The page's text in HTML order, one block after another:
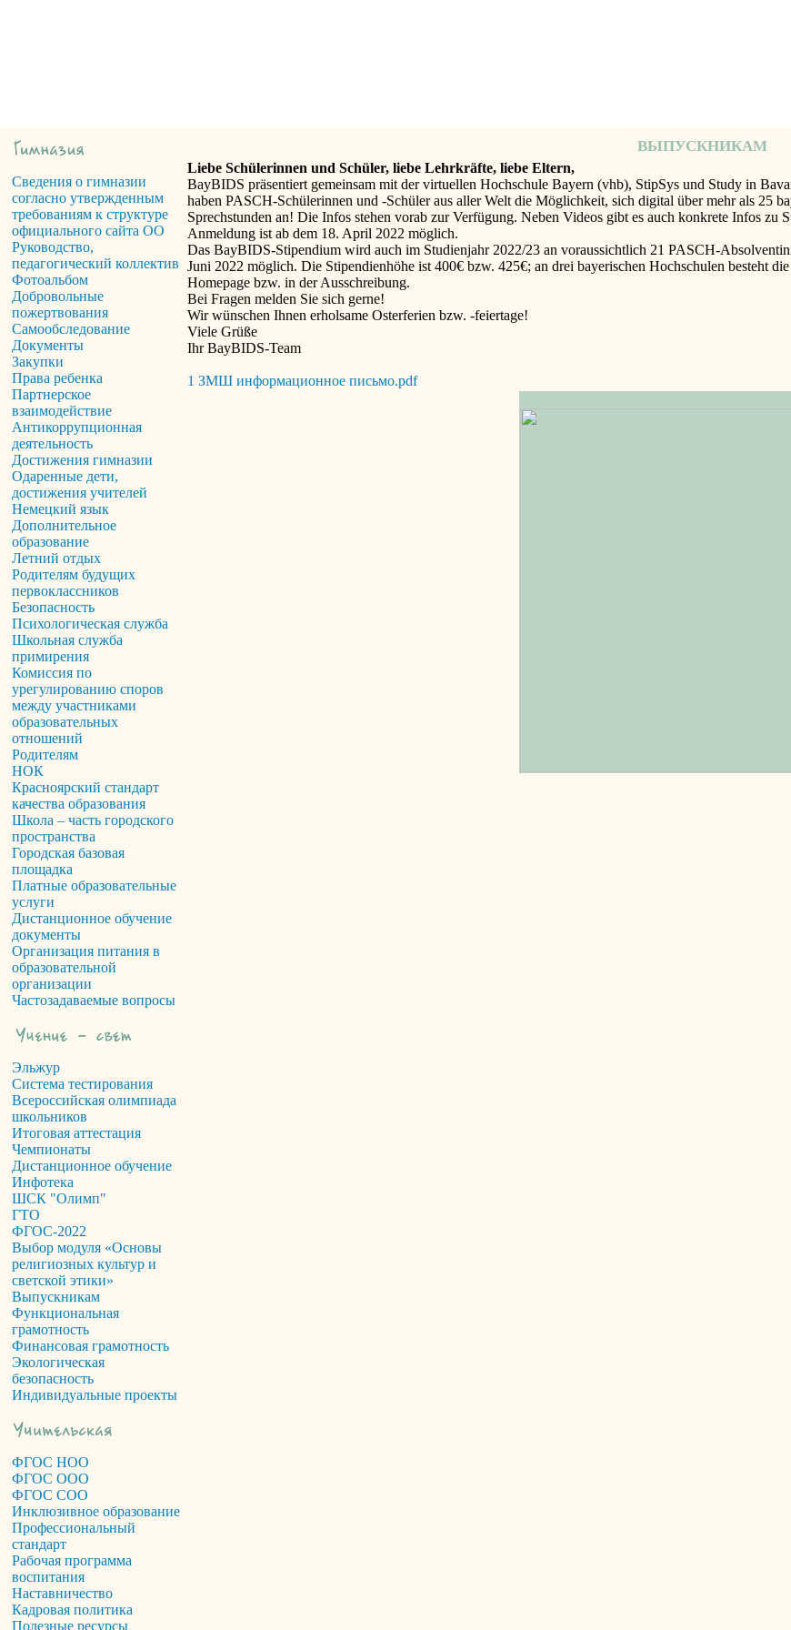
Сведения о гимназии
согласно утвержденным
требованиям к структуре
официального сайта ОО
Руководство,
педагогический коллектив
Фотоальбом
Добровольные
пожертвования
Самообследование
Документы
Закупки
Права ребенка
Партнерское
взаимодействие
Антикоррупционная
деятельность
Достижения гимназии
Одаренные дети,
достижения учителей
Немецкий язык
Дополнительное
образование
Летний отдых
Родителям будущих
первоклассников
Безопасность
Психологическая служба
Школьная служба
примирения
Комиссия по
урегулированию споров
между участниками
образовательных
отношений
Родителям
НОК
Красноярский стандарт
качества образования
Школа – часть городского
пространства
Городская базовая
площадка
Платные образовательные
услуги
Дистанционное обучение
документы
Организация питания в
образовательной
организации
Частозадаваемые вопросы
Эльжур
Система тестирования
Всероссийская олимпиада
школьников
Итоговая аттестация
Чемпионаты
Дистанционное обучение
Инфотека
ШСК "Олимп"
ГТО
ФГОС-2022
Выбор модуля «Основы
религиозных культур и
светской этики»
Выпускникам
Функциональная
грамотность
Финансовая грамотность
Экологическая
безопасность
Индивидуальные проекты
ФГОС НОО
ФГОС ООО
ФГОС СОО
Инклюзивное образование
Профессиональный
стандарт
Рабочая программа
воспитания
Наставничество
Кадровая политика
Полезные ресурсы
ВЫПУСКНИКАМ
Liebe Schülerinnen und Schüler, liebe Lehrkräfte, liebe Eltern,
BayBIDS präsentiert gemeinsam mit der virtuellen Hochschule Bayern (vhb), StipSys und Study in
haben PASCH-Schülerinnen und -Schüler aus aller Welt die Möglichkeit, sich digital über mehr als 25
Sprechstunden an! Die Infos stehen vorab zur Verfügung. Neben Videos gibt es auch konkrete Infos zu
Anmeldung ist ab dem 18. April 2022 möglich.
Das BayBIDS-Stipendium wird auch im Studienjahr 2022/23 an voraussichtlich 21 PASCH-
Juni 2022 möglich. Die Stipendienhöhe ist 400€ bzw. 425€; an drei bayerischen Hochschulen besteht
Homepage bzw. in der Ausschreibung.
Bei Fragen melden Sie sich gerne!
Wir wünschen Ihnen erholsame Osterferien bzw. -feiertage!
Viele Grüße
Ihr BayBIDS-Team
1 ЗМШ информационное письмо.pdf